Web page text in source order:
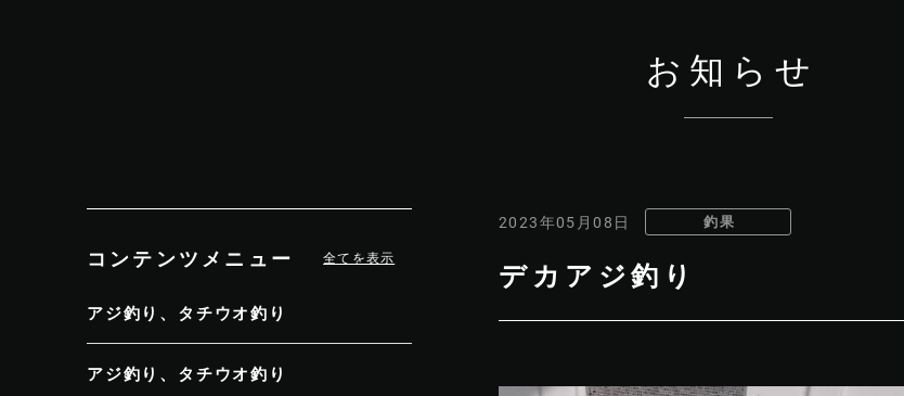
お知らせ
2023年05月08日 釣果
デカアジ釣り
コンテンツメニュー 全てを表示
アジ釣り、タチウオ釣り
アジ釣り、タチウオ釣り